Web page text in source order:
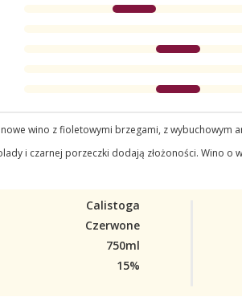
wino z fioletowymi brzegami, z wybuchowym
i czarnej porzeczki dodają złożoności. Wino
Calistoga
Czerwone
750ml
15%